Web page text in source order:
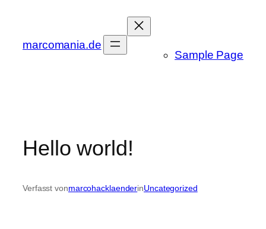
springen
marcomania.de
Sample Page
Hello world!
Verfasst vonmarcohacklaenderinUncategorized